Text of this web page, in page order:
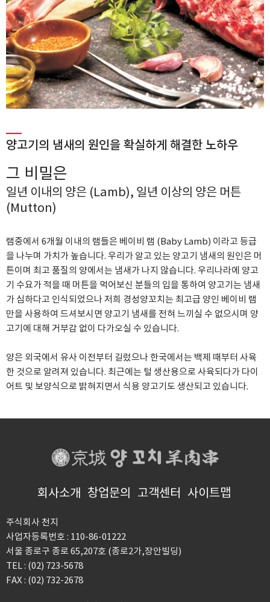
양고기의 냄새의 원인을 확실하게 해결한 노하우
그 비밀은
일년 이내의 양은 (Lamb), 일년 이상의 양은 머튼
(Mutton)
램중에서 6개월 이내의 램들은 베이비 램 (Baby Lamb) 이라고 등급
을 나누며 가치가 높습니다. 우리가 알고 있는 양고기 냄새의 원인은 머
튼이며 최고 품질의 양에서는 냄새가 나지 않습니다. 우리나라에 양고
기 수요가 적을 때 머튼을 먹어보신 분들의 입을 통하여 양고기는 냄새
가 심하다고 인식되었으나 저희 경성양꼬치는 최고급 양인 베이비 램
만을 사용하여 드셔보시면 양고기 냄새를 전혀 느끼실 수 없으시며 양
고기에 대해 거부감 없이 다가오실 수 있습니다.
양은 외국에서 유사 이전부터 길렀으나 한국에서는 백제 때부터 사육
한 것으로 알려져 있습니다. 최근에는 털 생산용으로 사육되다가 다이
어트 및 보양식으로 밝혀지면서 식용 양고기도 생산되고 있습니다.
회사소개 창업문의 고객센터 사이트맵
주식회사 천지
사업자등록번호 : 110-86-01222
서울 종로구 종로 65,207호 (종로2가,장안빌딩)
TEL : (02) 723-5678
FAX : (02) 732-2678